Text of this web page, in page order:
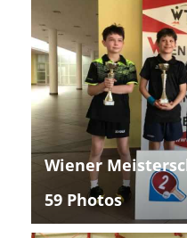
Wiener
59 Photos